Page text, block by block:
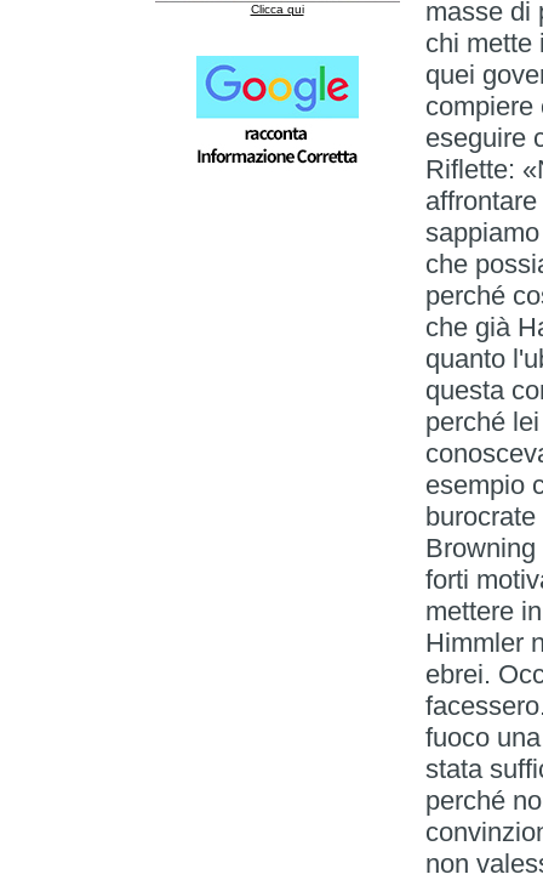
Clicca qui
masse di
chi mette
quei
compiere
eseguire
Riflette:
che
perché
che già
quanto
questa
perché
esempio
forti
mettere
Himmler
ebrei.
fuoco
stata
perché
non